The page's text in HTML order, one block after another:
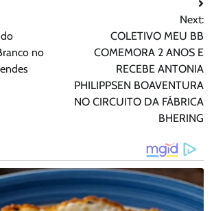
no
Next:
COLETIVO MEU BB
COMEMORA 2 ANOS E
RECEBE ANTONIA
PHILIPPSEN BOAVENTURA
NO CIRCUITO DA FÁBRICA
BHERING